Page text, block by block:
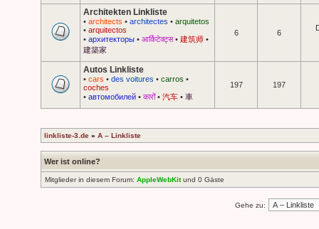
Architekten Linkliste
• architects • architectes • arquitetos
• arquitectos
• архитекторы • आर्किटेक्ट्स• 建筑师 •
建築家
6 6
Autos Linkliste
• cars • des voitures • carros •
coches
• автомобилей • कारों• 汽车 • 車
197 197
linkliste-3.de » A – Linkliste
Wer ist online?
Mitglieder in diesem Forum: AppleWebKitund 0 Gäste
Gehe zu: